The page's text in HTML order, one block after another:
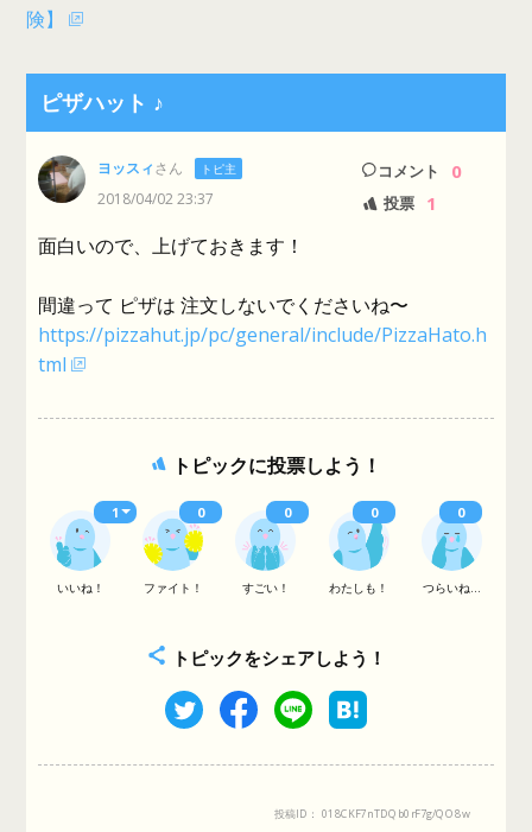
険】
ピザハット ♪
ヨッスィさん トピ主
2018/04/02 23:37
コメント 0
投票 1
面白いので、上げておきます！
間違って ピザは 注文しないでくださいね〜
https://pizzahut.jp/pc/general/include/PizzaHato.h
tml
トピックに投票しよう！
いいね！ ファイト！ すごい！ わたしも！ つらいね...
1 0 0 0 0
トピックをシェアしよう！
投稿ID： 018CKF7nTDQb0rF7g/QO8w